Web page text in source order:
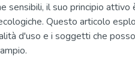
Red
sensibili, il suo principio attivo
Questo articolo
d'uso e i soggetti che